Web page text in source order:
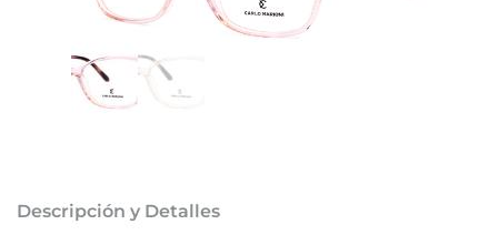
Descripción y Detalles